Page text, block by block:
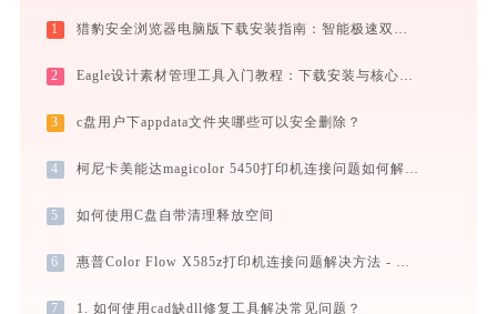
1 猎豹安全浏览器电脑版下载安装指南：智能极速双核，畅享安全无弹窗上网体验
2 Eagle设计素材管理工具入门教程：下载安装与核心功能详解
3 c盘用户下appdata文件夹哪些可以安全删除？
4 柯尼卡美能达magicolor 5450打印机连接问题如何解决？-金山毒霸
5 如何使用C盘自带清理释放空间
6 惠普Color Flow X585z打印机连接问题解决方法 - 金山毒霸
7 1. 如何使用cad缺dll修复工具解决常见问题？